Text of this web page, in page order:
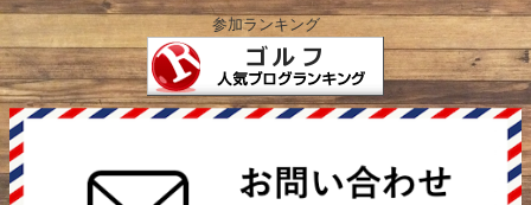
参加ランキング